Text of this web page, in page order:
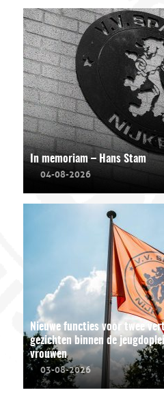
In memoriam – Hans Stam
04-08-2026
Nieuwe functies voor twee
gezichten binnen de
vrouwen
03-08-2026